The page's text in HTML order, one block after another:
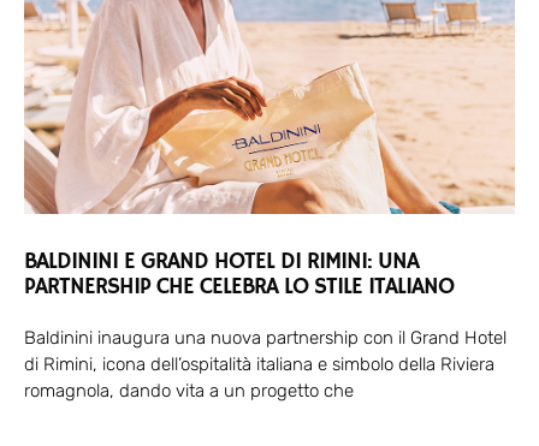
BALDININI E GRAND HOTEL DI RIMINI: UNA
PARTNERSHIP CHE CELEBRA LO STILE ITALIANO
Baldinini inaugura una nuova partnership con il Grand Hotel
di Rimini, icona dell’ospitalità italiana e simbolo della Riviera
romagnola, dando vita a un progetto che